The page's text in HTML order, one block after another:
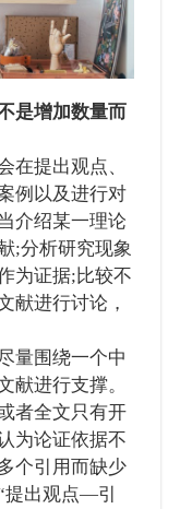
是增加数量而
提出观点、
例以及进行对
介绍某一理论
;分析研究现象
为证据;比较不
献进行讨论，
围绕一个中
献进行支撑。
者全文只有开
为论证依据不
个引用而缺少
提出观点—引